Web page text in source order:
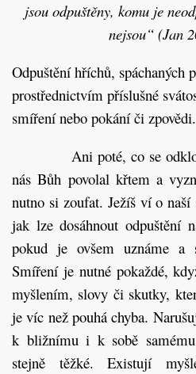
jsou odpuštěny, komu je
nejsou“ (Jan
Odpuštění hříchů, spáchaných
prostřednictvím příslušné
smíření nebo pokání či zpovědi.
Ani poté, co se
nás Bůh povolal křtem a
nutno si zoufat. Ježíš ví o naší
jak lze dosáhnout odpuštění
pokud je ovšem uznáme a
Smíření je nutné pokaždé,
myšlením, slovy či skutky,
je víc než pouhá chyba.
k bližnímu i k sobě
stejně těžké. Existují